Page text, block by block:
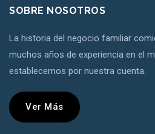
SOBRE NOSOTROS
La historia del negocio familiar
muchos años de experiencia en el
establecemos por nuestra cuenta.
Ver Más